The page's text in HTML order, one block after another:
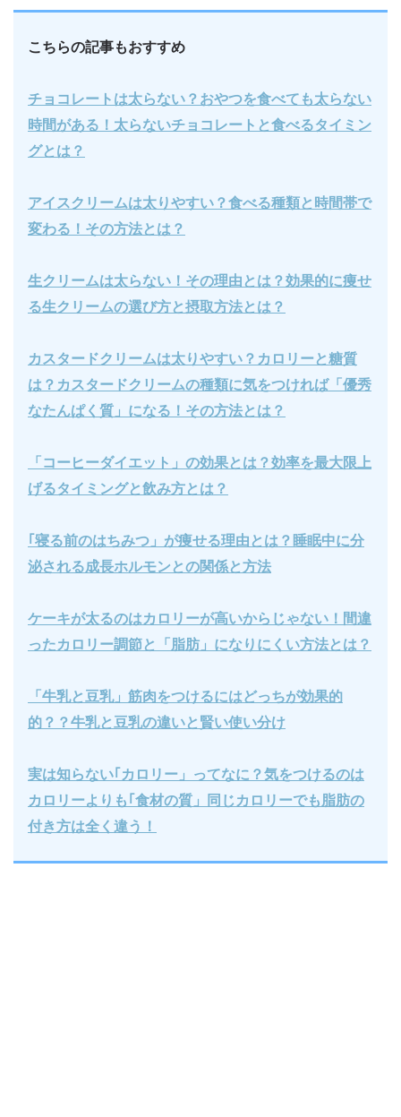
こちらの記事もおすすめ
チョコレートは太らない？おやつを食べても太らない
時間がある！太らないチョコレートと食べるタイミン
グとは？
アイスクリームは太りやすい？食べる種類と時間帯で
変わる！その方法とは？
生クリームは太らない！その理由とは？効果的に痩せ
る生クリームの選び方と摂取方法とは？
カスタードクリームは太りやすい？カロリーと糖質
は？カスタードクリームの種類に気をつければ「優秀
なたんぱく質」になる！その方法とは？
「コーヒーダイエット」の効果とは？効率を最大限上
げるタイミングと飲み方とは？
｢寝る前のはちみつ」が痩せる理由とは？睡眠中に分
泌される成長ホルモンとの関係と方法
ケーキが太るのはカロリーが高いからじゃない！間違
ったカロリー調節と「脂肪」になりにくい方法とは？
「牛乳と豆乳」筋肉をつけるにはどっちが効果的
的？？牛乳と豆乳の違いと賢い使い分け
実は知らない｢カロリー」ってなに？気をつけるのは
カロリーよりも｢食材の質」同じカロリーでも脂肪の
付き方は全く違う！